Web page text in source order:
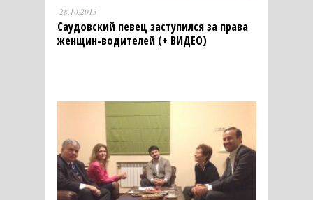
28.10.2013
Саудовский певец заступился за права
женщин-водителей (+ ВИДЕО)